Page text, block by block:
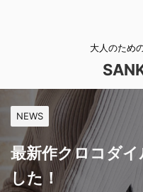
大人のため
NEWS
最新作クロコダ
した！